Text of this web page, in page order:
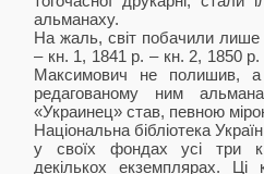
альманаху.
На жаль, світ побачили
– кн. 1, 1841 р. – кн. 2, 1850
Максимович не полишив,
редагованому ним
«Украинец» став, певною
Національна бібліотека
у своїх фондах усі три
декількох екземплярах. Ці